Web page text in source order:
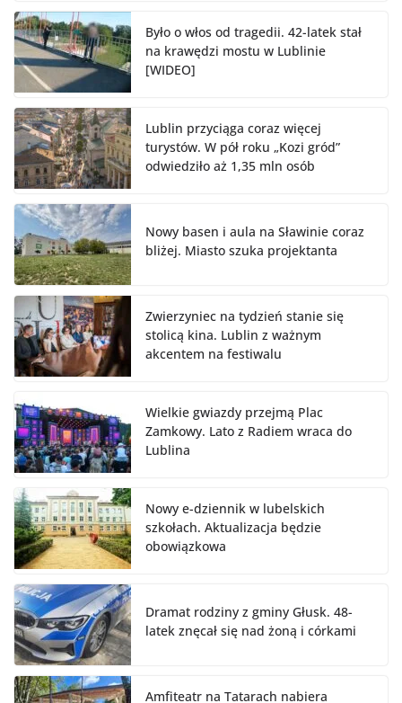
Było o włos od tragedii. 42-latek stał
na krawędzi mostu w Lublinie
[WIDEO]
Lublin przyciąga coraz więcej
turystów. W pół roku „Kozi gród”
odwiedziło aż 1,35 mln osób
Nowy basen i aula na Sławinie coraz
bliżej. Miasto szuka projektanta
Zwierzyniec na tydzień stanie się
stolicą kina. Lublin z ważnym
akcentem na festiwalu
Wielkie gwiazdy przejmą Plac
Zamkowy. Lato z Radiem wraca do
Lublina
Nowy e-dziennik w lubelskich
szkołach. Aktualizacja będzie
obowiązkowa
Dramat rodziny z gminy Głusk. 48-
latek znęcał się nad żoną i córkami
Amfiteatr na Tatarach nabiera